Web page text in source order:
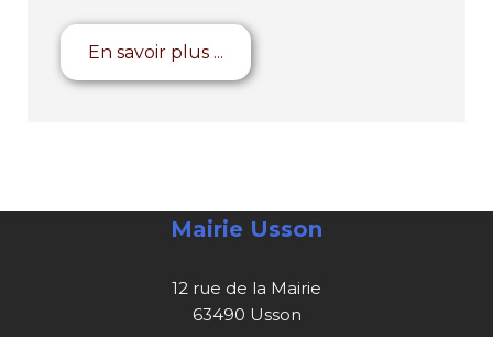
En savoir plus ...
Mairie Usson
12 rue de la Mairie
63490 Usson